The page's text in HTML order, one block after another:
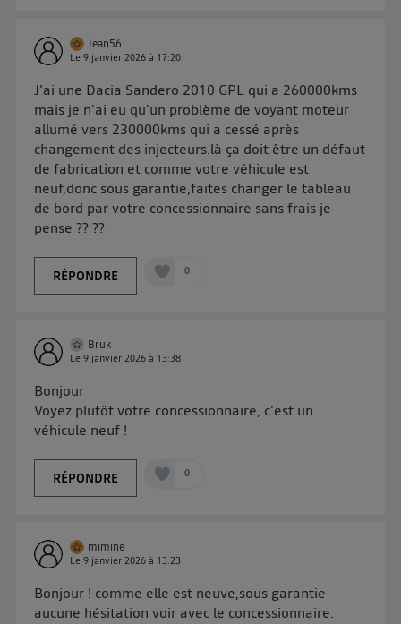
Jean56
Le9 janvier 2026 à 17:20
J'ai une Dacia Sandero 2010 GPL qui a 260000kms
mais je n'ai eu qu'un problème de voyant moteur
allumé vers 230000kms qui a cessé après
changement des injecteurs.là ça doit être un défaut
de fabrication et comme votre véhicule est
neuf,donc sous garantie,faites changer le tableau
de bord par votre concessionnaire sans frais je
pense ?? ??
RÉPONDRE 0
Bruk
Le9 janvier 2026 à 13:38
Bonjour
Voyez plutôt votre concessionnaire, c'est un
véhicule neuf !
RÉPONDRE 0
mimine
Le9 janvier 2026 à 13:23
Bonjour ! comme elle est neuve,sous garantie
aucune hésitation voir avec le concessionnaire.
d'informations, veuillez consulter
d'information sur les données personnelles
d'Utiq .